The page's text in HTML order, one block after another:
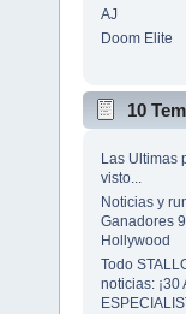
AJ
Doom Elite
10
Las Ultimas
visto...
Noticias y
Ganadores
Hollywood
Todo
noticias: ¡30